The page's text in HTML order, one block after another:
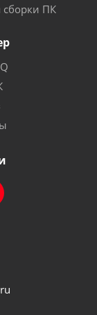
сборки ПК